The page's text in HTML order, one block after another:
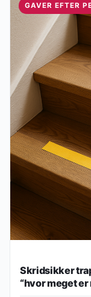
GAVER EFTER
Skridsikker
“hvor meget er